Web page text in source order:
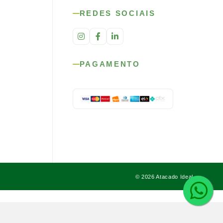
REDES SOCIAIS
PAGAMENTO
© 2026 Atacado Ideal